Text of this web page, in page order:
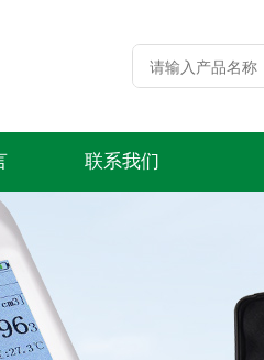
联系我们